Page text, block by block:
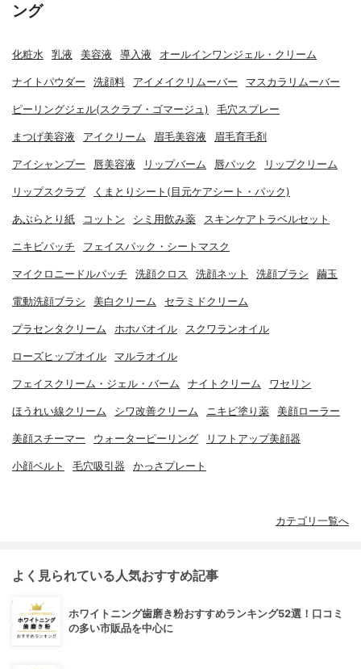
ング
化粧水 乳液 美容液 導入液 オールインワンジェル・クリーム
ナイトパウダー 洗顔料 アイメイクリムーバー マスカラリムーバー
ピーリングジェル(スクラブ・ゴマージュ) 毛穴スプレー
まつげ美容液 アイクリーム 眉毛美容液 眉毛育毛剤
アイシャンプー 唇美容液 リップバーム 唇パック リップクリーム
リップスクラブ くまとりシート(目元ケアシート・パック)
あぶらとり紙 コットン シミ用飲み薬 スキンケアトラベルセット
ニキビパッチ フェイスパック・シートマスク
マイクロニードルパッチ 洗顔クロス 洗顔ネット 洗顔ブラシ 繭玉
電動洗顔ブラシ 美白クリーム セラミドクリーム
プラセンタクリーム ホホバオイル スクワランオイル
ローズヒップオイル マルラオイル
フェイスクリーム・ジェル・バーム ナイトクリーム ワセリン
ほうれい線クリーム シワ改善クリーム ニキビ塗り薬 美顔ローラー
美顔スチーマー ウォーターピーリング リフトアップ美顔器
小顔ベルト 毛穴吸引器 かっさプレート
カテゴリ一覧へ
よく見られている人気おすすめ記事
ホワイトニング歯磨き粉おすすめランキング52選！口コミ
の多い市販品を中心に